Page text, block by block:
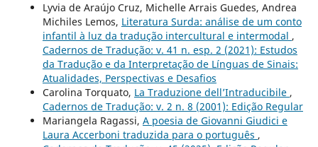
Lyvia de Araújo Cruz, Michelle Arrais Guedes, Andrea
Michiles Lemos, Literatura Surda: análise de um conto
infantil à luz da tradução intercultural e intermodal ,
Cadernos de Tradução: v. 41 n. esp. 2 (2021): Estudos
da Tradução e da Interpretação de Línguas de Sinais:
Atualidades, Perspectivas e Desafios
Carolina Torquato, La Traduzione dell’Intraducibile ,
Cadernos de Tradução: v. 2 n. 8 (2001): Edição Regular
Mariangela Ragassi, A poesia de Giovanni Giudici e
Laura Accerboni traduzida para o português ,